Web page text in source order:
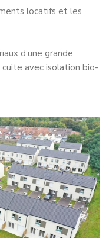
locatifs et les
d’une grande
avec isolation bio-